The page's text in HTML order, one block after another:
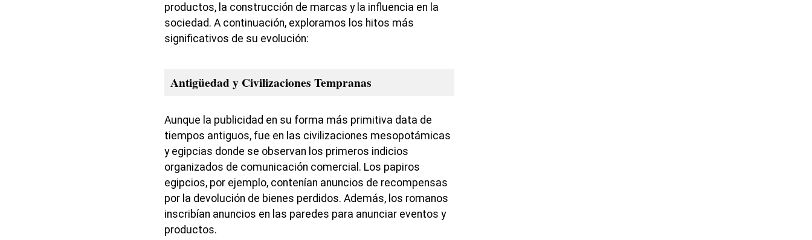
productos, la construcción de marcas y la influencia en la
sociedad. A continuación, exploramos los hitos más
significativos de su evolución:
Antigüedad y Civilizaciones Tempranas
Aunque la publicidad en su forma más primitiva data de
tiempos antiguos, fue en las civilizaciones mesopotámicas
y egipcias donde se observan los primeros indicios
organizados de comunicación comercial. Los papiros
egipcios, por ejemplo, contenían anuncios de recompensas
por la devolución de bienes perdidos. Además, los romanos
inscribían anuncios en las paredes para anunciar eventos y
productos.